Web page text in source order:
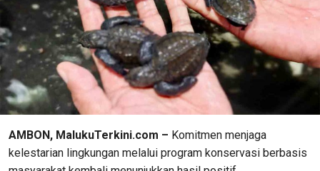
AMBON, MalukuTerkini.com – Komitmen menjaga
kelestarian lingkungan melalui program konservasi berbasis